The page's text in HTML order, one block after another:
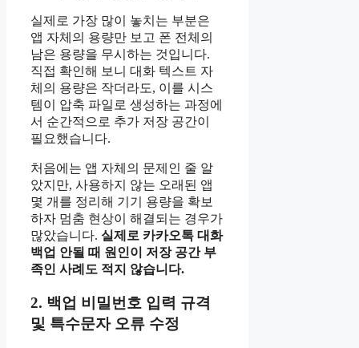
실제로 가장 많이 놓치는 부분은
앱 자체의 용량만 보고 폰 전체의
남은 용량을 무시하는 것입니다.
직접 확인해 보니 대화 텍스트 자
체의 용량은 작더라도, 이를 시스
템이 압축 파일로 생성하는 과정에
서 순간적으로 추가 저장 공간이
필요했습니다.
처음에는 앱 자체의 문제인 줄 알
았지만, 사용하지 않는 오래된 앱
몇 개를 정리해 기기 용량을 확보
하자 멈춤 현상이 해결되는 경우가
많았습니다. 실제로 카카오톡 대화
백업 안될 때 원인이 저장 공간 부
족인 사례도 적지 않습니다.
2. 백업 비밀번호 입력 규격
및 특수문자 오류 수정